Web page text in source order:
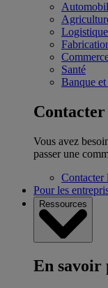
Logistique
Santé
Banque
Vous avez
passer une
Contacter
Pour les
Ressources
En savoir